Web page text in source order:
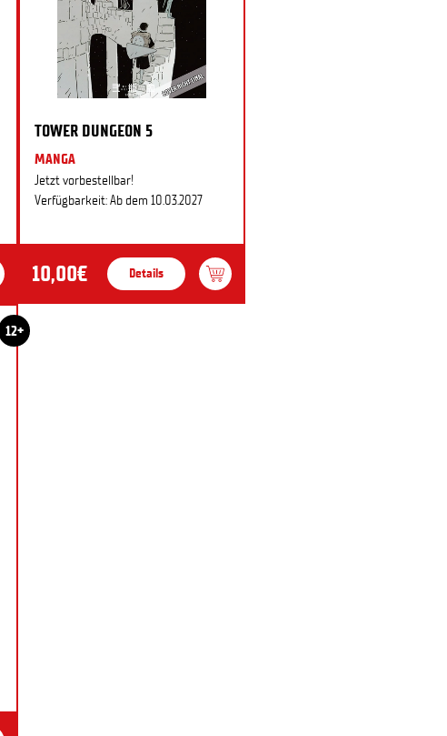
TOWER DUNGEON 5
MANGA
Jetzt vorbestellbar!
Verfügbarkeit: Ab dem 10.03.2027
10,00€ Details
12+